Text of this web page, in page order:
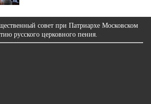
совет при Патриархе Московском
русского церковного пения.